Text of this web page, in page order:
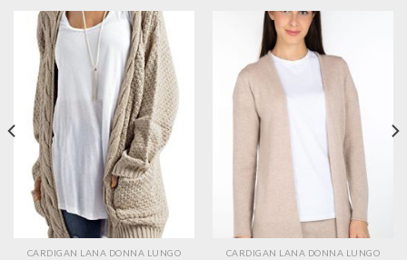
CARDIGAN LANA DONNA LUNGO CARDIGAN LANA DONNA LUNGO